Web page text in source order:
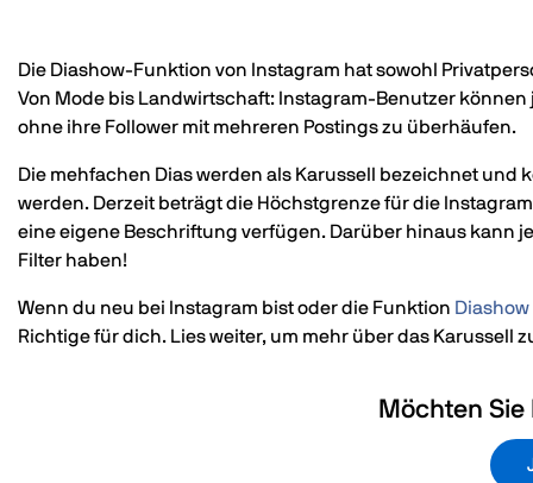
Die Diashow-Funktion von Instagram hat sowohl
Von Mode bis Landwirtschaft: Instagram-Benutzer
ohne ihre Follower mit mehreren Postings zu überhäufen.
Die mehfachen Dias werden als Karussell bezeichnet
werden. Derzeit beträgt die Höchstgrenze für die
eine eigene Beschriftung verfügen. Darüber hinaus kann
Filter haben!
Wenn du neu bei Instagram bist oder die Funktion Diashow
Richtige für dich. Lies weiter, um mehr über das Karussell
Möchten